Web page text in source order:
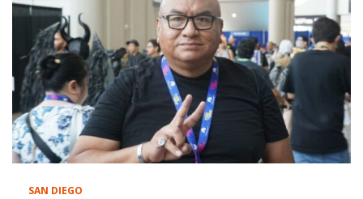
SAN DIEGO